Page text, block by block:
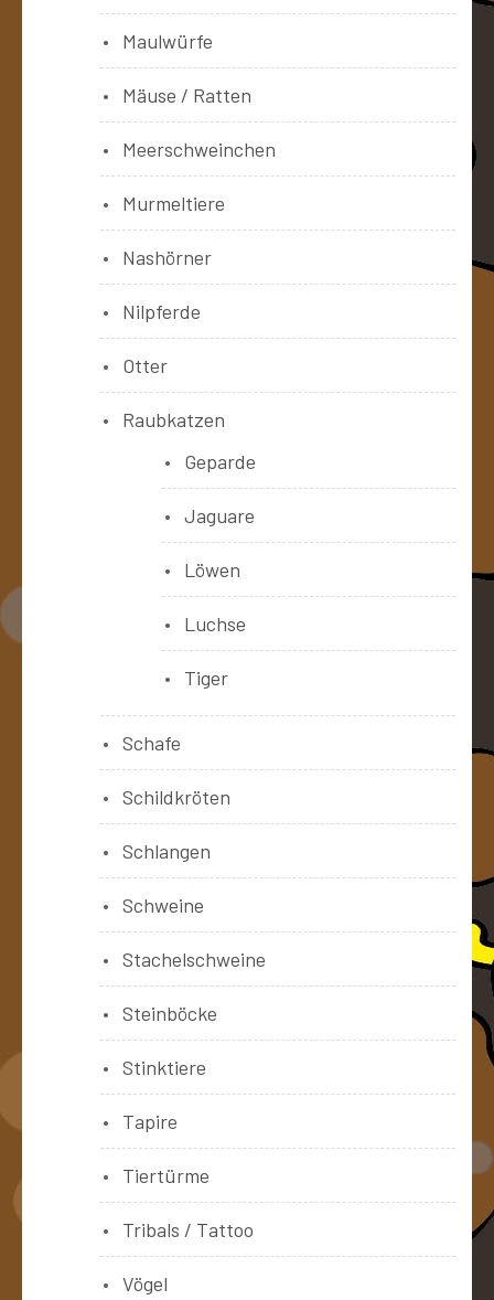
Maulwürfe
Mäuse / Ratten
Meerschweinchen
Murmeltiere
Nashörner
Nilpferde
Otter
Raubkatzen
Geparde
Jaguare
Löwen
Luchse
Tiger
Schafe
Schildkröten
Schlangen
Schweine
Stachelschweine
Steinböcke
Stinktiere
Tapire
Tiertürme
Tribals / Tattoo
Vögel